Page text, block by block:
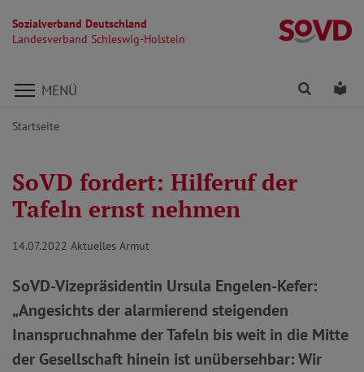
Sozialverband Deutschland
Landesverband Schleswig-Holstein
Direkt zu den Inhalten springen
MENÜ Finden
Startseite
SoVD fordert: Hilferuf der
Tafeln ernst nehmen
14.07.2022 Aktuelles Armut
SoVD-Vizepräsidentin Ursula Engelen-Kefer:
„Angesichts der alarmierend steigenden
Inanspruchnahme der Tafeln bis weit in die Mitte
der Gesellschaft hinein ist unübersehbar: Wir